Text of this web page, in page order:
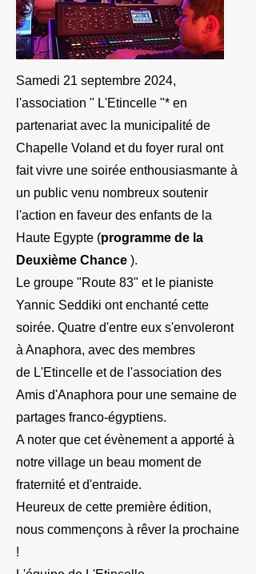
Samedi 21 septembre 2024,
l'association " L'Etincelle "* en
partenariat avec la municipalité de
Chapelle Voland et du foyer rural ont
fait vivre une soirée enthousiasmante à
un public venu nombreux soutenir
l'action en faveur des enfants de la
Haute Egypte (programme de la
Deuxième Chance ).
Le groupe "Route 83" et le pianiste
Yannic Seddiki ont enchanté cette
soirée. Quatre d'entre eux s'envoleront
à Anaphora, avec des membres
de L'Etincelle et de l'association des
Amis d'Anaphora pour une semaine de
partages franco-égyptiens.
A noter que cet évènement a apporté à
notre village un beau moment de
fraternité et d'entraide.
Heureux de cette première édition,
nous commençons à rêver la prochaine
!